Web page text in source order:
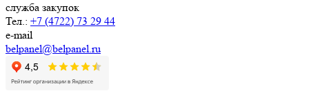
служба закупок
Тел.: +7 (4722) 73 29 44
e-mail
belpanel@belpanel.ru